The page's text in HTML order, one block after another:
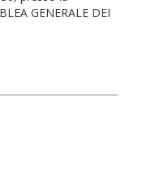
GENERALE DEI